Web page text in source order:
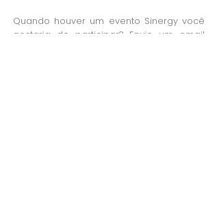
Quando houver um evento Sinergy você
gostaria de participar? Envie um email